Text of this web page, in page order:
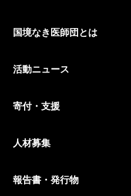
国境なき医師団とは
活動ニュース
寄付・支援
人材募集
報告書・発行物